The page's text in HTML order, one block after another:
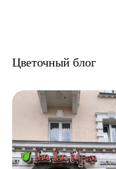
Цветочный блог